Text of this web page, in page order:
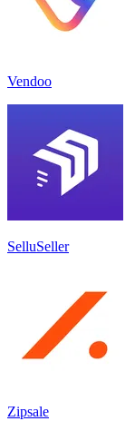
Vendoo
SelluSeller
Zipsale